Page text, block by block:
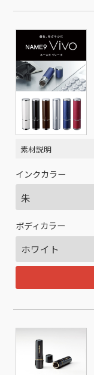
素材説明
インクカラー
ボディカラー